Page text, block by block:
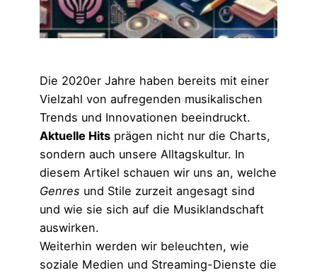
Die 2020er Jahre haben bereits mit einer
Vielzahl von aufregenden musikalischen
Trends und Innovationen beeindruckt.
Aktuelle Hits prägen nicht nur die Charts,
sondern auch unsere Alltagskultur. In
diesem Artikel schauen wir uns an, welche
Genres und Stile zurzeit angesagt sind
und wie sie sich auf die Musiklandschaft
auswirken.
Weiterhin werden wir beleuchten, wie
soziale Medien und Streaming-Dienste die